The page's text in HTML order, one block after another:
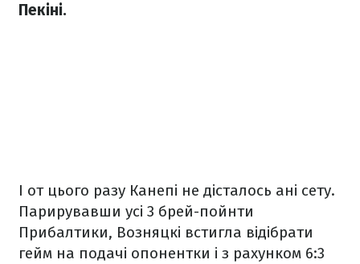
Пекіні.
І от цього разу Канепі не дісталось ані сету.
Парирувавши усі 3 брей-пойнти
Прибалтики, Возняцкі встигла відібрати
гейм на подачі опонентки і з рахунком 6:3